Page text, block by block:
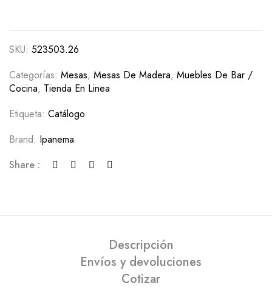
SKU: 523503.26
Categorías: Mesas, Mesas De Madera, Muebles De Bar /
Cocina, Tienda En Linea
Etiqueta: Catálogo
Brand: Ipanema
Share :
Descripción
Envíos y devoluciones
Cotizar